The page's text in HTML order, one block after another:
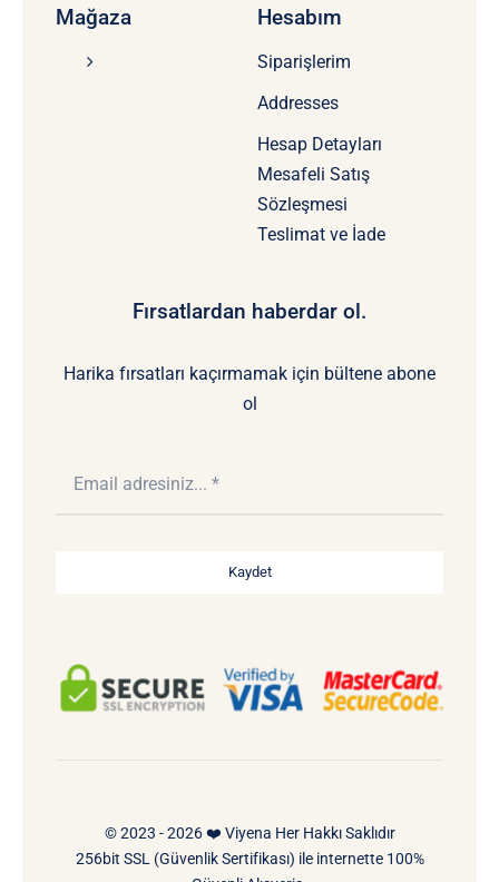
Mağaza Hesabım
Siparişlerim
Addresses
Hesap Detayları
Mesafeli Satış
Sözleşmesi
Teslimat ve İade
Fırsatlardan haberdar ol.
Harika fırsatları kaçırmamak için bültene abone
ol
Kaydet
© 2023 - 2026 ❤️ Viyena Her Hakkı Saklıdır
256bit SSL (Güvenlik Sertifikası) ile internette 100%